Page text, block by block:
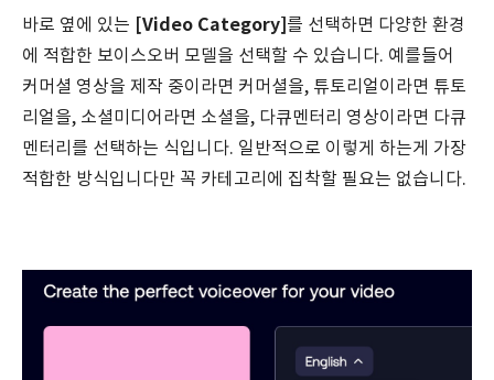
바로 옆에 있는 [Video Category] 를 선택하면 다양한 환경
에 적합한 보이스오버 모델을 선택할 수 있습니다. 예를들어
커머셜 영상을 제작 중이라면 커머셜을, 튜토리얼이라면 튜토
리얼을, 소셜미디어라면 소셜을, 다큐멘터리 영상이라면 다큐
멘터리를 선택하는 식입니다. 일반적으로 이렇게 하는게 가장
적합한 방식입니다만 꼭 카테고리에 집착할 필요는 없습니다.